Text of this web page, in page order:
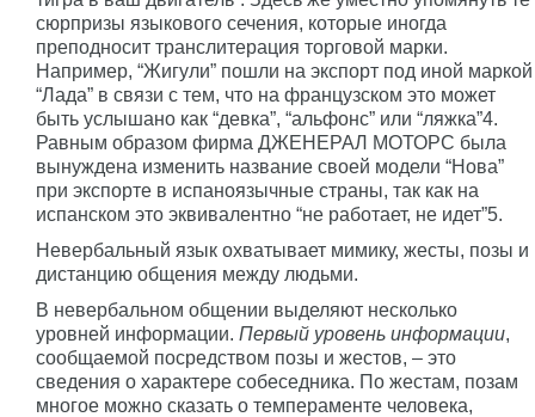
сюрпризы языкового сечения, которые иногда
преподносит транслитерация торговой марки.
Например, “Жигули” пошли на экспорт под иной маркой
“Лада” в связи с тем, что на французском это может
быть услышано как “девка”, “альфонс” или “ляжка”4.
Равным образом фирма ДЖЕНЕРАЛ МОТОРС была
вынуждена изменить название своей модели “Нова”
при экспорте в испаноязычные страны, так как на
испанском это эквивалентно “не работает, не идет”5.
Невербальный язык охватывает мимику, жесты, позы и
дистанцию общения между людьми.
В невербальном общении выделяют несколько
уровней информации. Первый уровень информации,
сообщаемой посредством позы и жестов, – это
сведения о характере собеседника. По жестам, позам
многое можно сказать о темпераменте человека,